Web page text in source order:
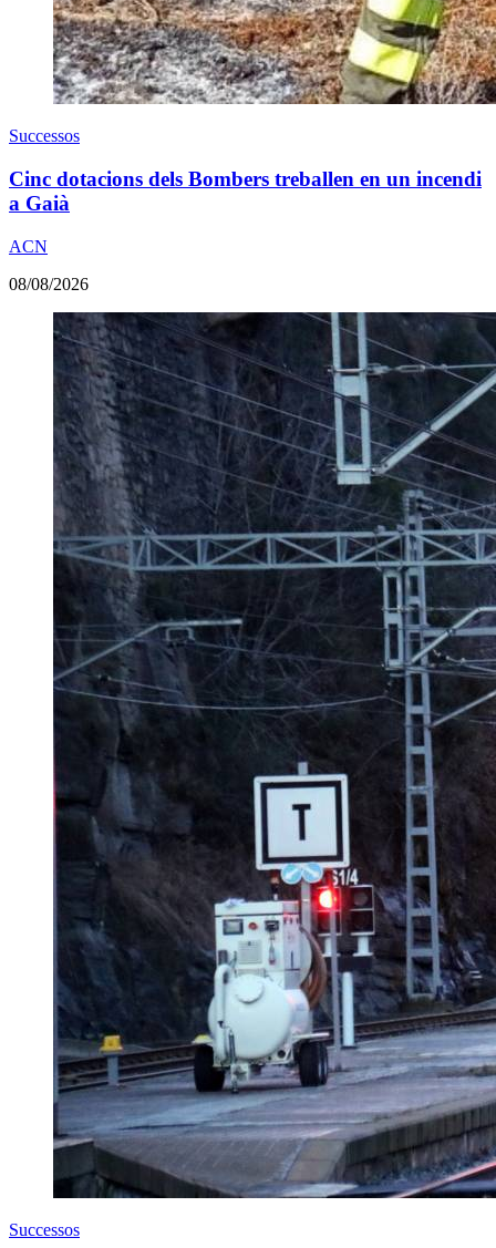
Successos
Cinc dotacions dels Bombers treballen en un incendi
a Gaià
ACN
08/08/2026
Successos